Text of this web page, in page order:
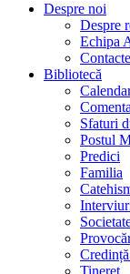
Despre noi
Despre
Echipa
Contacte
Bibliotecă
Sfaturi
Postul
Predici
Familia
Tineret